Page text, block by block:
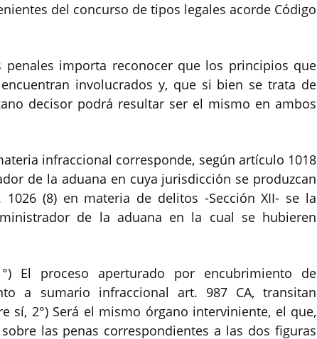
del concurso de tipos legales acorde Código
penales importa reconocer que los principios que
involucrados y, que si bien se trata de
decisor podrá resultar ser el mismo en ambos
infraccional corresponde, según artículo 1018
de la aduana en cuya jurisdicción se produzcan
(8) en materia de delitos -Sección XII- se la
de la aduana en la cual se hubieren
El proceso aperturado por encubrimiento de
a sumario infraccional art. 987 CA, transitan
sí, 2°) Será el mismo órgano interviniente, el que,
las penas correspondientes a las dos figuras